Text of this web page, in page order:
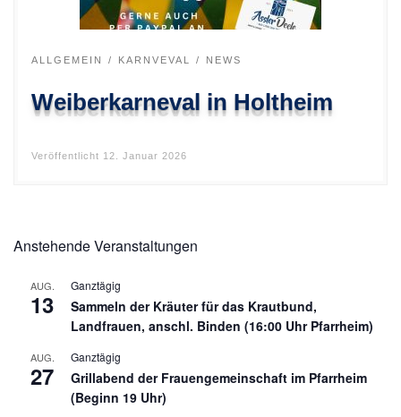
ALLGEMEIN KARNVEVAL NEWS
Weiberkarneval in Holtheim
Veröffentlicht 12. Januar 2026
Anstehende Veranstaltungen
AUG.
13
Ganztägig
Sammeln der Kräuter für das Krautbund,
Landfrauen, anschl. Binden (16:00 Uhr Pfarrheim)
AUG.
27
Ganztägig
Grillabend der Frauengemeinschaft im Pfarrheim
(Beginn 19 Uhr)